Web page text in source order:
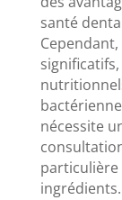
santé
nécessite
particulière
ingrédients.